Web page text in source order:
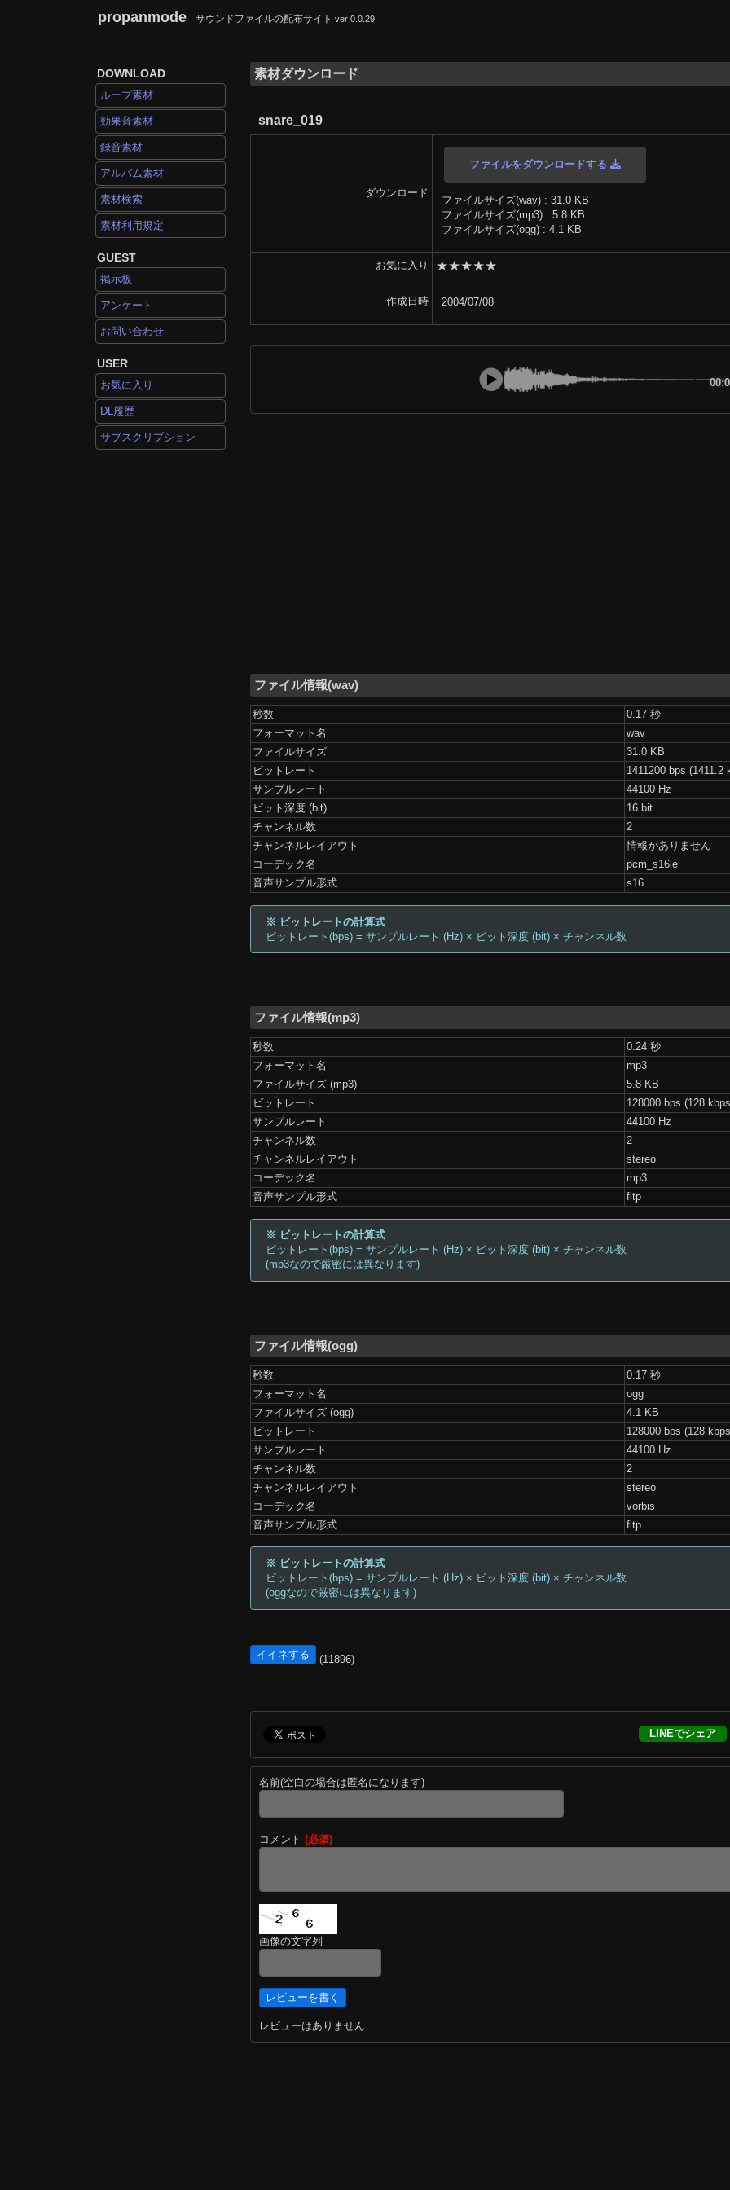
propanmode サウンドファイルの配布サイト ver 0.0.29
DOWNLOAD
ループ素材
効果音素材
録音素材
アルバム素材
素材検索
素材利用規定
GUEST
掲示板
アンケート
お問い合わせ
USER
お気に入り
DL履歴
サブスクリプション
素材ダウンロード
snare_019
ダウンロード
ファイルをダウンロードする
ファイルサイズ(wav) : 31.0 KB
ファイルサイズ(mp3) : 5.8 KB
ファイルサイズ(ogg) : 4.1 KB
お気に入り ★★★★★
作成日時 2004/07/08
ファイル情報(wav)
秒数
0.17 秒
フォーマット名
wav
ファイルサイズ
31.0 KB
ビットレート
1411200 bps (1411.2
サンプルレート
44100 Hz
ビット深度 (bit)
16 bit
チャンネル数
2
チャンネルレイアウト
情報がありません
コーデック名
pcm_s16le
音声サンプル形式
s16
※ ビットレートの計算式
ビットレート(bps) = サンプルレート (Hz) × ビット深度 (bit) × チャンネル数
ファイル情報(mp3)
秒数
0.24 秒
フォーマット名
mp3
ファイルサイズ (mp3)
5.8 KB
ビットレート
128000 bps (128
サンプルレート
44100 Hz
チャンネル数
2
チャンネルレイアウト
stereo
コーデック名
mp3
音声サンプル形式
fltp
※ ビットレートの計算式
ビットレート(bps) = サンプルレート (Hz) × ビット深度 (bit) × チャンネル数
(mp3なので厳密には異なります)
ファイル情報(ogg)
秒数
0.17 秒
フォーマット名
ogg
ファイルサイズ (ogg)
4.1 KB
ビットレート
128000 bps (128
サンプルレート
44100 Hz
チャンネル数
2
チャンネルレイアウト
stereo
コーデック名
vorbis
音声サンプル形式
fltp
※ ビットレートの計算式
ビットレート(bps) = サンプルレート (Hz) × ビット深度 (bit) × チャンネル数
(oggなので厳密には異なります)
イイネする (11896)
LINEでシェア
名前(空白の場合は匿名になります)
コメント (必須)
画像の文字列
レビューはありません